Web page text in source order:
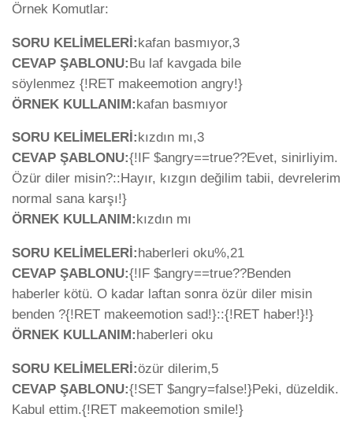
Örnek Komutlar:
SORU KELİMELERİ:kafan basmıyor,3
CEVAP ŞABLONU:Bu laf kavgada bile
söylenmez {!RET makeemotion angry!}
ÖRNEK KULLANIM:kafan basmıyor
SORU KELİMELERİ: kızdın mı,3
CEVAP ŞABLONU:{!IF $angry==true??Evet, sinirliyim.
Özür diler misin?::Hayır, kızgın değilim tabii, devrelerim
normal sana karşı!}
ÖRNEK KULLANIM: kızdın mı
SORU KELİMELERİ:haberleri oku%,21
CEVAP ŞABLONU:{!IF $angry==true??Benden
haberler kötü. O kadar laftan sonra özür diler misin
benden ?{!RET makeemotion sad!}::{!RET haber!}!}
ÖRNEK KULLANIM:haberleri oku
SORU KELİMELERİ:özür dilerim,5
CEVAP ŞABLONU:{!SET $angry=false!}Peki, düzeldik.
Kabul ettim.{!RET makeemotion smile!}